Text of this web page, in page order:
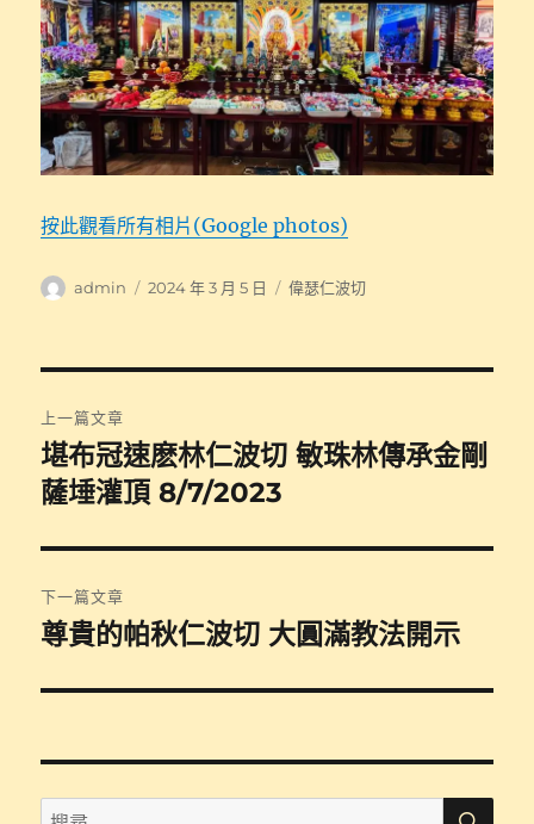
按此觀看所有相片(Google photos)
作
admin
發
2024 年 3 月 5 日
分
偉瑟仁波切
章
導
覽
上一篇文章
上
一
文
章:
堪布冠速麽林仁波切 敏珠林傳𠄘金剛
薩埵灌頂 8/7/2023
下一篇文章
下
篇
章:
尊貴的帕秋仁波切 大圓滿教法開示
搜
搜